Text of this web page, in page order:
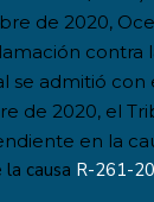
de 2020,
contra
se admitió con
de 2020, el
en la
causa R-261-